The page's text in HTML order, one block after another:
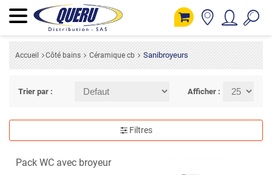
Accueil Côté bains Céramique cb Sanibroyeurs
Trier par : Afficher :
Filtres
Pack WC avec broyeur